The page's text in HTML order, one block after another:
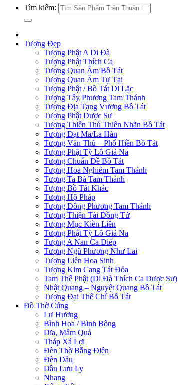
Tìm kiếm:
Tượng Đẹp
Tượng Phật A Di Đà
Tượng Phật Thích Ca
Tượng Quan Âm Bồ Tát
Tượng Quan Âm Tự Tại
Tượng Phật / Bồ Tát Di Lặc
Tượng Tây Phương Tam Thánh
Tượng Địa Tạng Vương Bồ Tát
Tượng Phật Dược Sư
Tượng Thiên Thủ Thiên Nhãn Bồ Tát
Tượng Đạt Ma/La Hán
Tượng Văn Thù – Phổ Hiền Bồ Tát
Tượng Phật Tỳ Lô Giá Na
Tượng Chuẩn Đề Bồ Tát
Tượng Hoa Nghiêm Tam Thánh
Tượng Ta Bà Tam Thánh
Tượng Bồ Tát Khác
Tượng Hộ Pháp
Tượng Đông Phương Tam Thánh
Tượng Thiện Tài Đồng Tử
Tượng Mục Kiền Liên
Tượng Phật Tỳ Lô Giá Na
Tượng A Nan Ca Diếp
Tượng Ngũ Phương Như Lai
Tượng Liên Hoa Sinh
Tượng Kim Cang Tát Đỏa
Tam Thế Phật (Di Đà Thích Ca Dược Sư)
Nhật Quang – Nguyệt Quang Bồ Tát
Tượng Đại Thế Chí Bồ Tát
Đồ Thờ Cúng
Lư Hương
Bình Hoa / Bình Bông
Dĩa, Mâm Quả
Tháp Xá Lợi
Đèn Thờ Bằng Điện
Đèn Dầu
Dầu Lưu Ly
Nhang